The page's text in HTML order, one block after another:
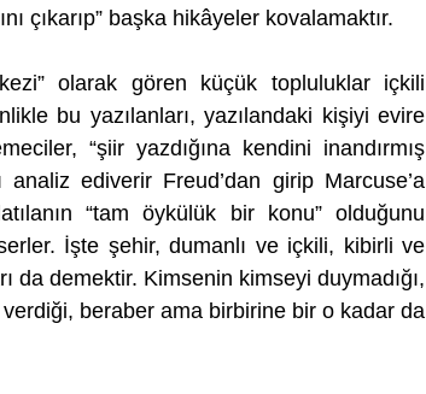
çıkarıp” başka hikâyeler kovalamaktır.
olarak gören küçük topluluklar içkili
bu yazılanları, yazılandaki kişiyi evire
“şiir yazdığına kendini inandırmış
ediverir Freud’dan girip Marcuse’a
“tam öykülük bir konu” olduğunu
İşte şehir, dumanlı ve içkili, kibirli ve
da demektir. Kimsenin kimseyi duymadığı,
beraber ama birbirine bir o kadar da